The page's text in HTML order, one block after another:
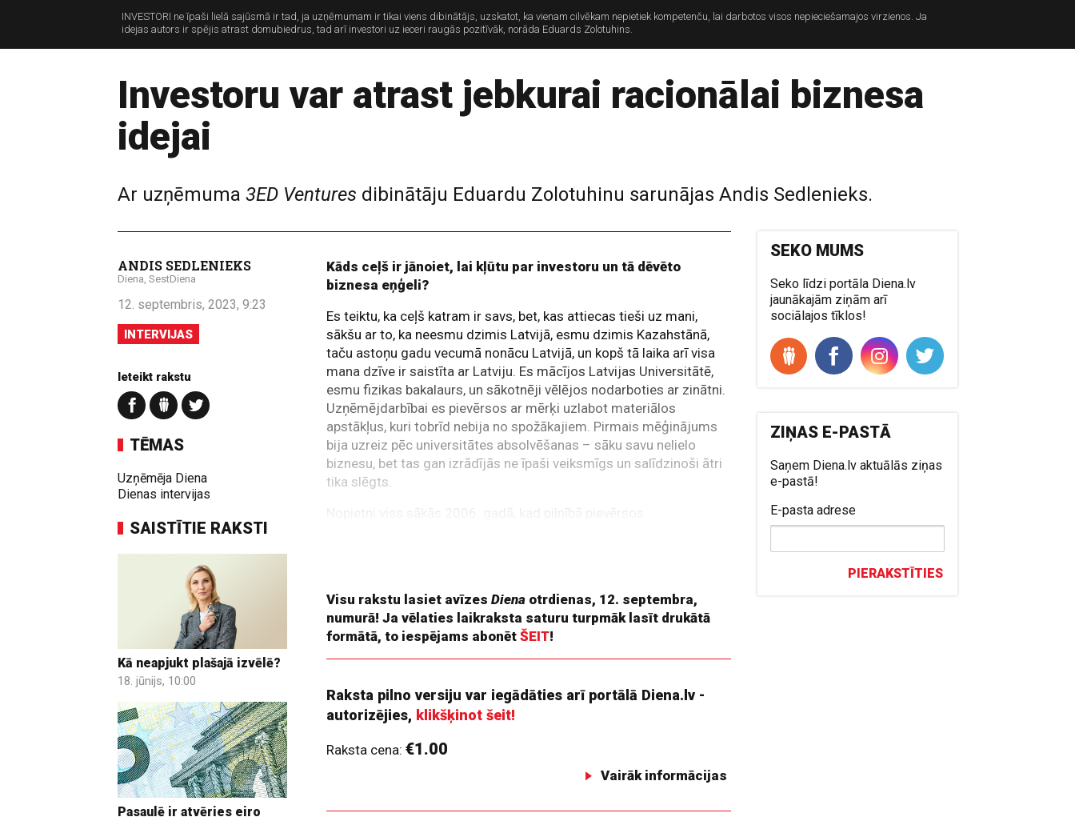
INVESTORI ne īpaši lielā sajūsmā ir tad, ja uzņēmumam ir tikai viens dibinātājs, uzskatot, ka vienam cilvēkam nepietiek kompetenču, lai darbotos visos nepieciešamajos virzienos. Ja
idejas autors ir spējis atrast domubiedrus, tad arī investori uz ieceri raugās pozitīvāk, norāda Eduards Zolotuhins.
Investoru var atrast jebkurai racionālai biznesa
idejai
Ar uzņēmuma 3ED Ventures dibinātāju Eduardu Zolotuhinu sarunājas Andis Sedlenieks.
ANDIS SEDLENIEKS
Diena, SestDiena
12. septembris, 2023, 9:23
INTERVIJAS
Ieteikt rakstu
TĒMAS
Uzņēmēja Diena
Dienas intervijas
SAISTĪTIE RAKSTI
Kā neapjukt plašajā izvēlē?
18. jūnijs, 10:00
Pasaulē ir atvēries eiro
Kāds ceļš ir jānoiet, lai kļūtu par investoru un tā dēvēto
biznesa eņģeli?
Es teiktu, ka ceļš katram ir savs, bet, kas attiecas tieši uz mani,
sākšu ar to, ka neesmu dzimis Latvijā, esmu dzimis Kazahstānā,
taču astoņu gadu vecumā nonācu Latvijā, un kopš tā laika arī visa
mana dzīve ir saistīta ar Latviju. Es mācījos Latvijas Universitātē,
esmu fizikas bakalaurs, un sākotnēji vēlējos nodarboties ar zinātni.
Uzņēmējdarbībai es pievērsos ar mērķi uzlabot materiālos
apstākļus, kuri tobrīd nebija no spožākajiem. Pirmais mēģinājums
bija uzreiz pēc universitātes absolvēšanas – sāku savu nelielo
biznesu, bet tas gan izrādījās ne īpaši veiksmīgs un salīdzinoši ātri
tika slēgts.
Visu rakstu lasiet avīzesDiena otrdienas, 12. septembra,
numurā! Ja vēlaties laikraksta saturu turpmāk lasīt drukātā
formātā, to iespējams abonētŠEIT!
Raksta pilno versiju var iegādāties arī portālā Diena.lv -
autorizējies, klikšķinot šeit!
Raksta cena:€1.00
Vairāk informācijas
SEKO MUMS
Seko līdzi portāla Diena.lv
jaunākajām ziņām arī
sociālajos tīklos!
ZIŅAS E-PASTĀ
Saņem Diena.lv aktuālās ziņas
e-pastā!
E-pasta adrese
PIERAKSTĪTIES